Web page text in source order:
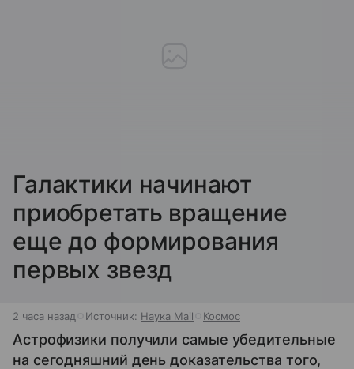
Галактики начинают
приобретать вращение
еще до формирования
первых звезд
2 часа назад Источник: Наука Mail Космос
Астрофизики получили самые убедительные
на сегодняшний день доказательства того,